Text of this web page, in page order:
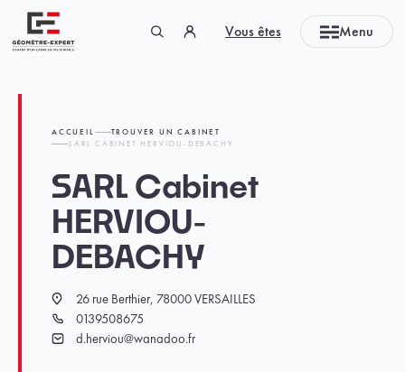
Vous êtes Menu
ACCUEIL
TROUVER UN CABINET
SARL CABINET HERVIOU-DEBACHY
SARL Cabinet
HERVIOU-
DEBACHY
Localisation
26 rue Berthier, 78000 VERSAILLES
Téléphone
0139508675
Emaild.herviou@wanadoo.fr
Panneau de gestion des cookies